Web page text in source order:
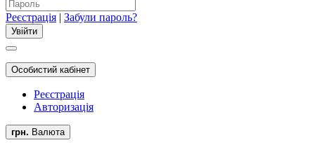
Реєстрація | Забули пароль?
Особистий кабінет
Реєстрація
Авторизація
грн. Валюта